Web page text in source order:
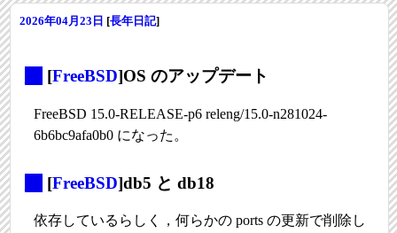
2026年04月23日 [長年日記]
[FreeBSD]OS のアップデート
FreeBSD 15.0-RELEASE-p6 releng/15.0-n281024-
6b6bc9afa0b0 になった。
[FreeBSD]db5 と db18
依存しているらしく，何らかの ports の更新で削除し